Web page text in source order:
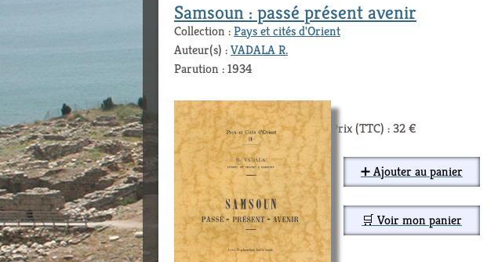
Samsoun : passé présent avenir
Collection :Pays et cités d'Orient
Auteur(s) :VADALA R.
Parution : 1934
Prix (TTC) : 32 €
➕ Ajouter au panier
🛒 Voir mon panier